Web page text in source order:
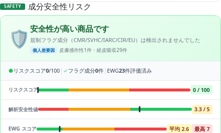
SAFETY 成分安全性リスク
🛡️安全性が高い商品です
規制フラグ成分（CMR/SVHC/IARC/CIR/EU）は検出されませんでした
個人差要因 皮膚感作性1件・経皮吸収29件
● リスクスコア0/100 | ✓フラグ成分0件 | EWG23件評価済み
リスクスコア 0 / 100
解析安全性値 3.3 / 5
EWG スコア 平均 2.6 最高 7